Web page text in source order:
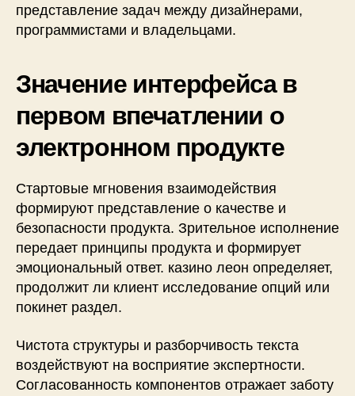
представление задач между дизайнерами,
программистами и владельцами.
Значение интерфейса в
первом впечатлении о
электронном продукте
Стартовые мгновения взаимодействия
формируют представление о качестве и
безопасности продукта. Зрительное исполнение
передает принципы продукта и формирует
эмоциональный ответ. казино леон определяет,
продолжит ли клиент исследование опций или
покинет раздел.
Чистота структуры и разборчивость текста
воздействуют на восприятие экспертности.
Согласованность компонентов отражает заботу